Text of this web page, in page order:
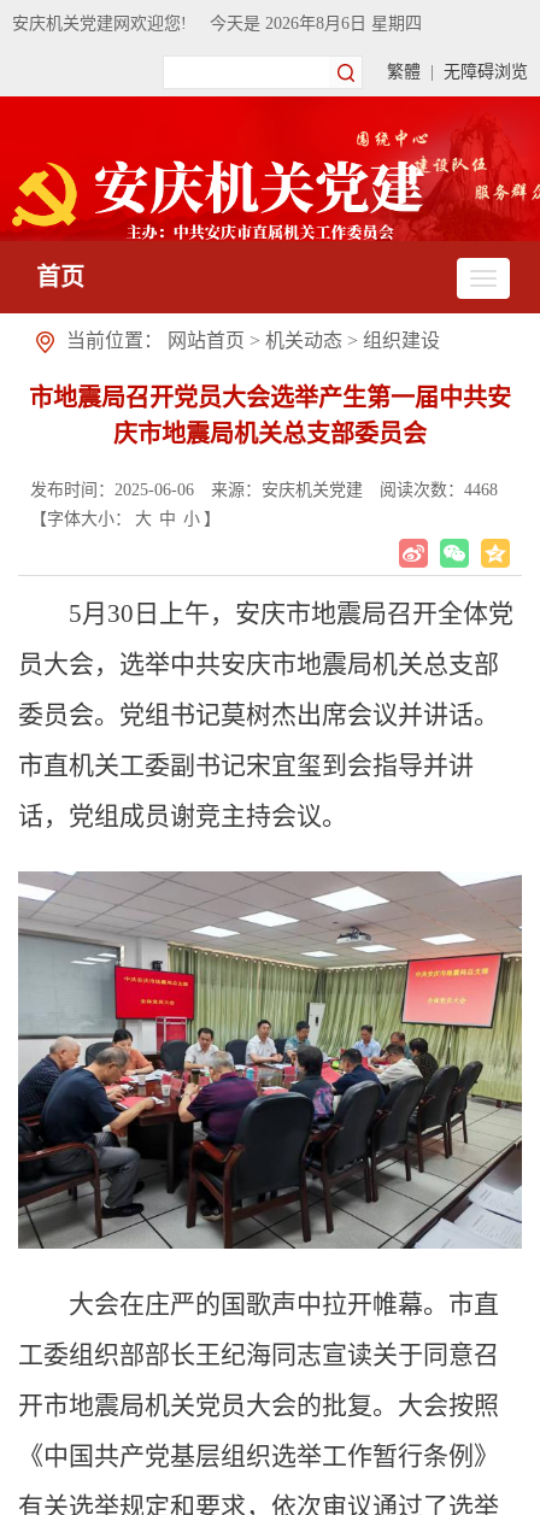
安庆机关党建网欢迎您! 今天是 2026年8月6日 星期四
繁體 无障碍浏览
首页
当前位置： 网站首页 > 机关动态 > 组织建设
市地震局召开党员大会选举产生第一届中共安
庆市地震局机关总支部委员会
发布时间：2025-06-06 来源：安庆机关党建 阅读次数： 4468
【字体大小：
大 中 小 】
5月30日上午，安庆市地震局召开全体党
员大会，选举中共安庆市地震局机关总支部
委员会。党组书记莫树杰出席会议并讲话。
市直机关工委副书记宋宜玺到会指导并讲
话，党组成员谢竞主持会议。
大会在庄严的国歌声中拉开帷幕。市直
工委组织部部长王纪海同志宣读关于同意召
开市地震局机关党员大会的批复。大会按照
《中国共产党基层组织选举工作暂行条例》
有关选举规定和要求，依次审议通过了选举